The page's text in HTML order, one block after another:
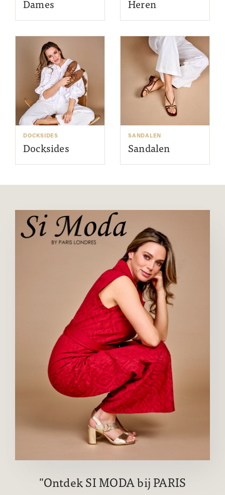
Dames Heren
DOCKSIDES
Docksides
SANDALEN
Sandalen
Ontdek SI MODA bij PARIS